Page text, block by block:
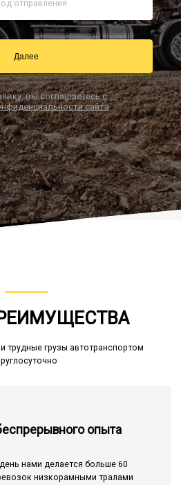
Звонок по России бесплатно
sale@simtruck-negabarit.ru
Заказать звонок
Далее
вы соглашаетесь с
сайта
трудные грузы автотранспортом
опыта
нами делается больше 60
низкорамными тралами